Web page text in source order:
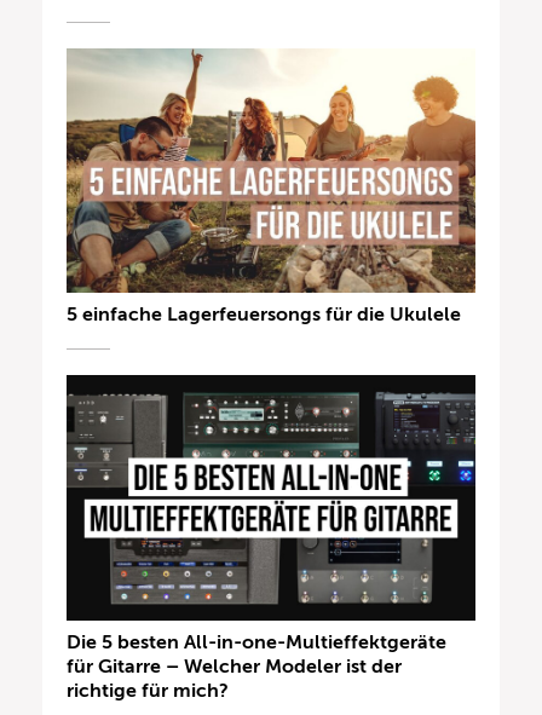
5 einfache Lagerfeuersongs für die Ukulele
Die 5 besten All-in-one-Multieffektgeräte
für Gitarre – Welcher Modeler ist der
richtige für mich?